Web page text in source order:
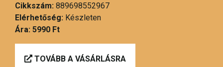
Cikkszám: 889698552967
Elérhetőség: Készleten
Ára: 5990 Ft
TOVÁBB A VÁSÁRLÁSRA